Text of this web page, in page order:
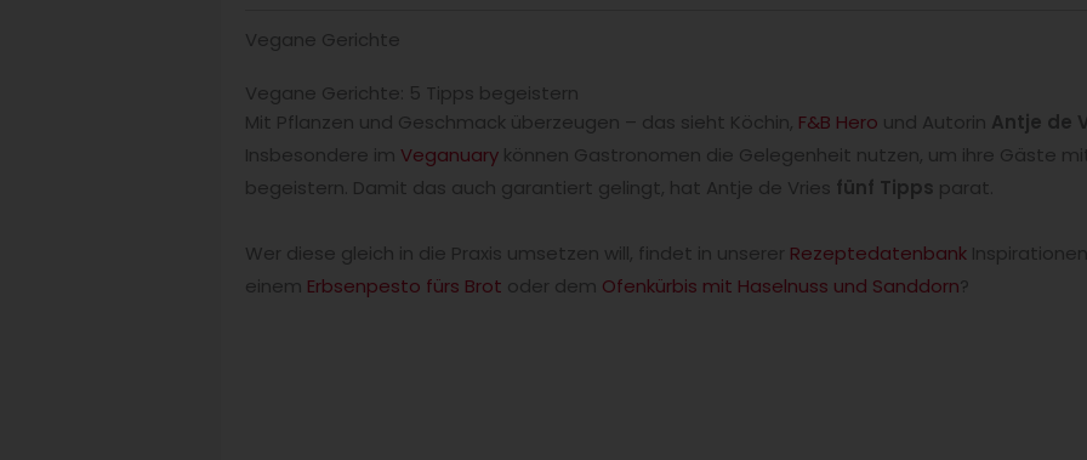
Vegane Gerichte
Vegane Gerichte: 5 Tipps begeistern
Mit Pflanzen und Geschmack überzeugen – das sieht Köchin, F&B Hero und Autorin Antje de
Insbesondere im Veganuary können Gastronomen die Gelegenheit nutzen, um ihre Gäste
begeistern. Damit das auch garantiert gelingt, hat Antje de Vries fünf Tipps parat.
Wer diese gleich in die Praxis umsetzen will, findet in unserer Rezeptedatenbank
einem Erbsenpesto fürs Brot oder dem Ofenkürbis mit Haselnuss und Sanddorn?